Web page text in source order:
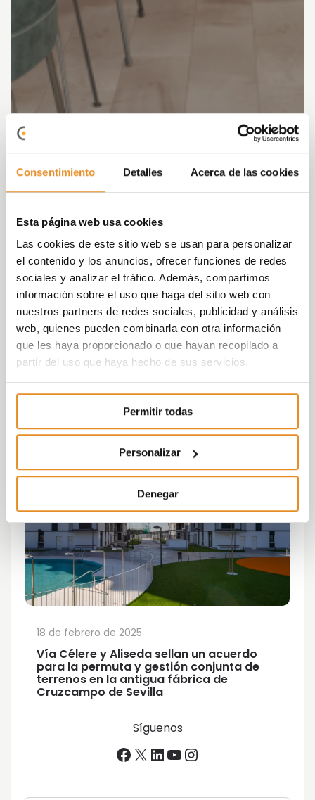
Consentimiento Detalles Acerca de las cookies
Esta página web usa cookies
Las cookies de este sitio web se usan para personalizar
el contenido y los anuncios, ofrecer funciones de redes
sociales y analizar el tráfico. Además, compartimos
información sobre el uso que haga del sitio web con
nuestros partners de redes sociales, publicidad y análisis
web, quienes pueden combinarla con otra información
que les haya proporcionado o que hayan recopilado a
partir del uso que haya hecho de sus servicios.
Permitir todas
Personalizar
Denegar
Vía Célere y Aliseda sellan un acuerdo
para la permuta y gestión conjunta de
terrenos en la antigua fábrica de
Cruzcampo de Sevilla
18 de febrero de 2025
Síguenos
Facebook
X LinkedIn
YouTube
Instagram